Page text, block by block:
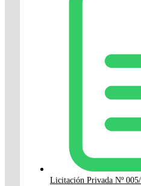
Licitación Privada Nº